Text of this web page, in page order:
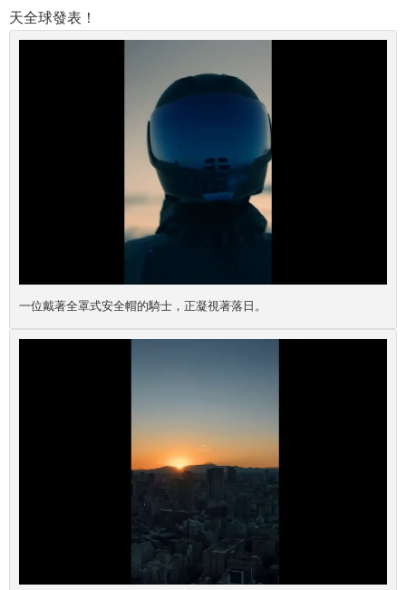
天全球發表！
一位戴著全罩式安全帽的騎士，正凝視著落日。